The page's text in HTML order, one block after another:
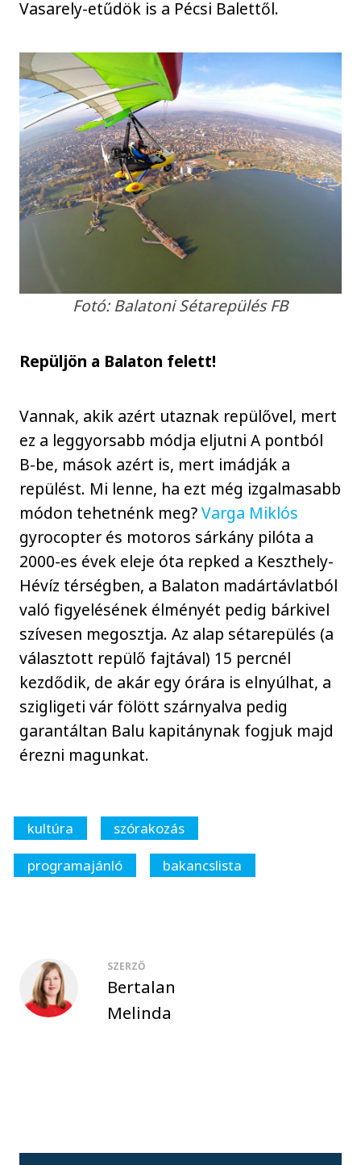
Vasarely-etűdök is a Pécsi Balettől.
Fotó: Balatoni Sétarepülés FB
Repüljön a Balaton felett!
Vannak, akik azért utaznak repülővel, mert
ez a leggyorsabb módja eljutni A pontból
B-be, mások azért is, mert imádják a
repülést. Mi lenne, ha ezt még izgalmasabb
módon tehetnénk meg?Varga Miklós
gyrocopter és motoros sárkány pilóta a
2000-es évek eleje óta repked a Keszthely-
Hévíz térségben, a Balaton madártávlatból
való figyelésének élményét pedig bárkivel
szívesen megosztja. Az alap sétarepülés (a
választott repülő fajtával) 15 percnél
kezdődik, de akár egy órára is elnyúlhat, a
szigligeti vár fölött szárnyalva pedig
garantáltan Balu kapitánynak fogjuk majd
érezni magunkat.
kultúra
szórakozás
programajánló
bakancslista
SZERZŐ
Bertalan
Melinda